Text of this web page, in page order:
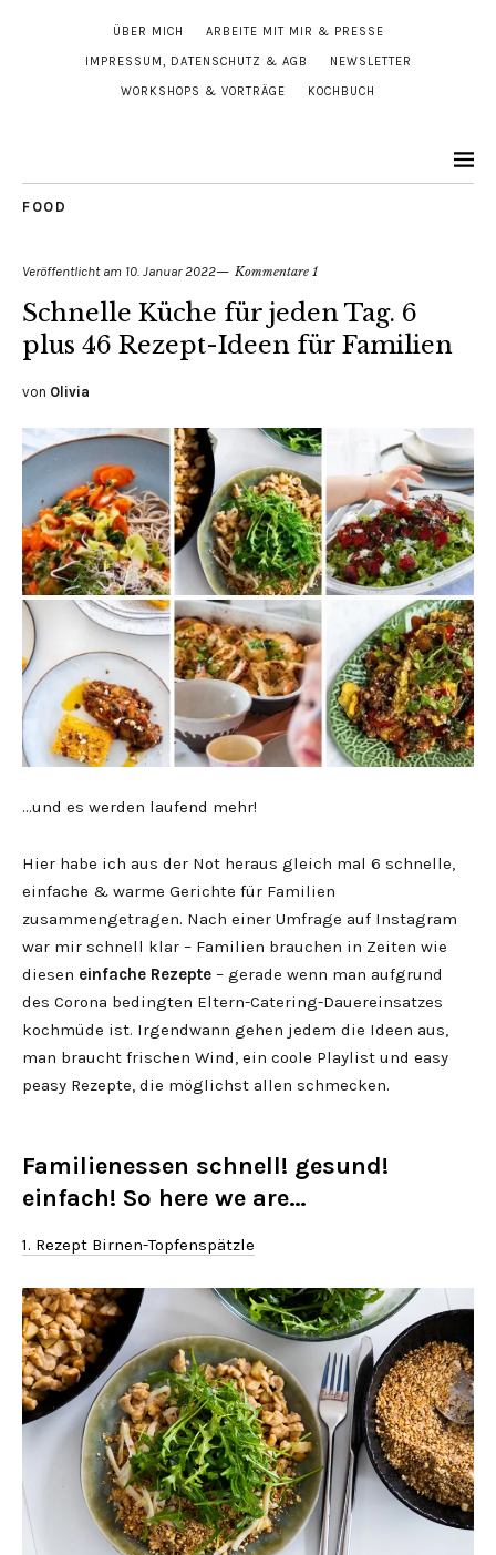
ÜBER MICH ARBEITE MIT MIR & PRESSE
IMPRESSUM, DATENSCHUTZ & AGB NEWSLETTER
WORKSHOPS & VORTRÄGE KOCHBUCH
FOOD
Veröffentlicht am 10. Januar 2022 Kommentare 1
Schnelle Küche für jeden Tag. 6
plus 46 Rezept-Ideen für Familien
von Olivia
…und es werden laufend mehr!
Hier habe ich aus der Not heraus gleich mal 6 schnelle,
einfache & warme Gerichte für Familien
zusammengetragen. Nach einer Umfrage auf Instagram
war mir schnell klar – Familien brauchen in Zeiten wie
diesen einfache Rezepte – gerade wenn man aufgrund
des Corona bedingten Eltern-Catering-Dauereinsatzes
kochmüde ist. Irgendwann gehen jedem die Ideen aus,
man braucht frischen Wind, ein coole Playlist und easy
peasy Rezepte, die möglichst allen schmecken.
Familienessen schnell! gesund!
einfach! So here we are…
1. Rezept Birnen-Topfenspätzle